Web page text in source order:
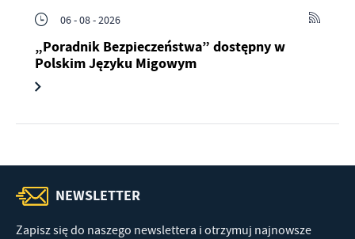
06 - 08 - 2026
„Poradnik Bezpieczeństwa” dostępny w
Polskim Języku Migowym
NEWSLETTER
Zapisz się do naszego newslettera i otrzymuj najnowsze